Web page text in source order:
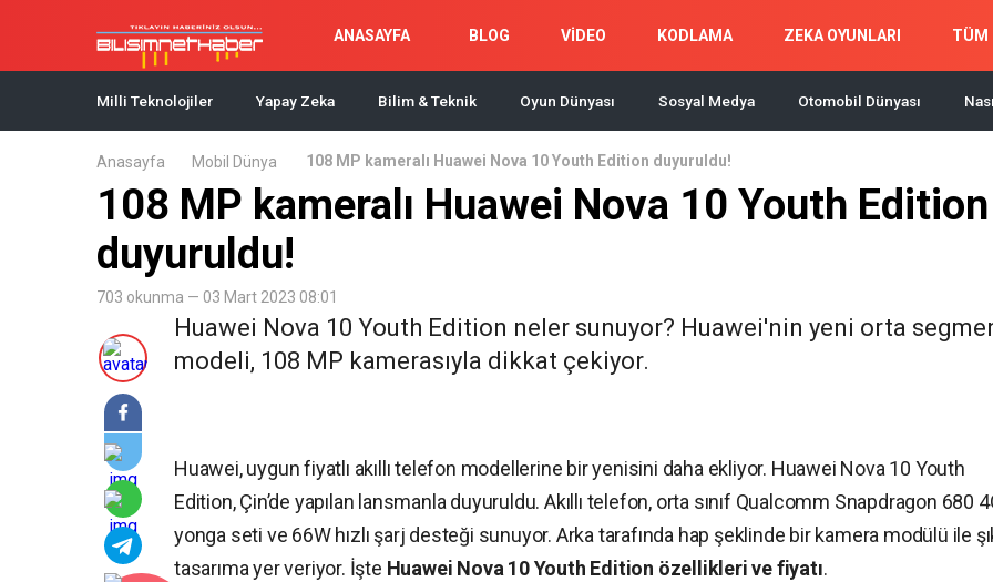
ANASAYFA BLOG VİDEO KODLAMA ZEKA OYUNLARI TÜM
Milli Teknolojiler Yapay Zeka Bilim & Teknik Oyun Dünyası Sosyal Medya Otomobil Dünyası
Anasayfa Mobil Dünya 108 MP kameralı Huawei Nova 10 Youth Edition duyuruldu!
108 MP kameralı Huawei Nova 10 Youth Edition
duyuruldu!
703 okunma — 03 Mart 2023 08:01
Huawei Nova 10 Youth Edition neler sunuyor? Huawei'nin yeni orta
modeli, 108 MP kamerasıyla dikkat çekiyor.
Huawei, uygun fiyatlı akıllı telefon modellerine bir yenisini daha ekliyor. Huawei Nova 10 Youth
Edition, Çin’de yapılan lansmanla duyuruldu. Akıllı telefon, orta sınıf Qualcomm Snapdragon 680
yonga seti ve 66W hızlı şarj desteği sunuyor. Arka tarafında hap şeklinde bir kamera modülü ile
tasarıma yer veriyor. İşte Huawei Nova 10 Youth Edition özellikleri ve fiyatı.